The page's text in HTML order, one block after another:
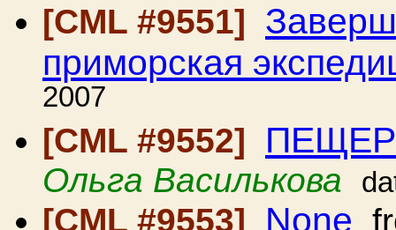
[CML #9551]
приморская
2007
[CML #9552]
Ольга Василькова
[CML #9553] None